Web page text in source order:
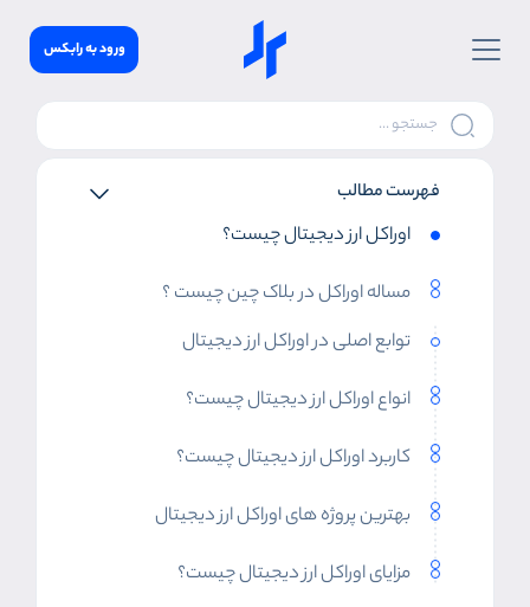
ورود به رابکس
فهرست مطالب
اوراکل ارز دیجیتال چیست؟
مساله اوراکل در بلاک چین چیست ؟
توابع اصلی در اوراکل ارز دیجیتال
انواع اوراکل ارز دیجیتال چیست؟
کاربرد اوراکل ارز دیجیتال چیست؟
بهترین پروژه های اوراکل ارز دیجیتال
مزایای اوراکل ارز دیجیتال چیست؟